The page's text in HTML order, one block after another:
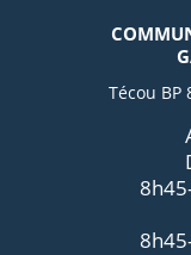
Técou BP